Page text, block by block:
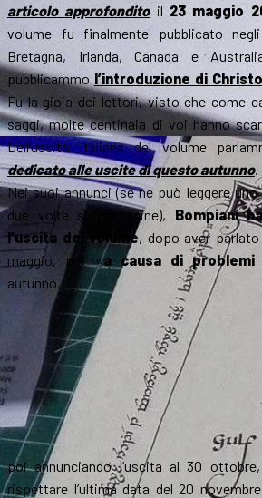
articolo approfonditoil 23 maggio
volume fu finalmente pubblicato
Bretagna, Irlanda, Canada e
pubblicammol’introduzione di
Fu la gioia dei lettori, visto che come
saggi, molte centinaia di voi hanno
Dell’uscita italiana del volume
dedicato alle uscite di questo autunno.
Nei suoi annunci (se ne può leggere
due volte sull’immagine), Bompiani
l’uscita del volume, dopo aver
maggio, poi «a causa di
autunno,
poi annunciando l’uscita al 30
rispettare l’ultima data del 20